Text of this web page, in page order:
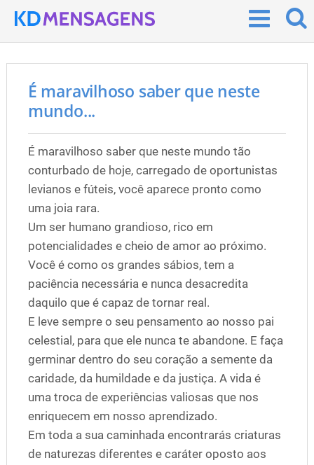
É maravilhoso saber que neste
mundo...
É maravilhoso saber que neste mundo tão
conturbado de hoje, carregado de oportunistas
levianos e fúteis, você aparece pronto como
uma joia rara.
Um ser humano grandioso, rico em
potencialidades e cheio de amor ao próximo.
Você é como os grandes sábios, tem a
paciência necessária e nunca desacredita
daquilo que é capaz de tornar real.
E leve sempre o seu pensamento ao nosso pai
celestial, para que ele nunca te abandone. E faça
germinar dentro do seu coração a semente da
caridade, da humildade e da justiça. A vida é
uma troca de experiências valiosas que nos
enriquecem em nosso aprendizado.
Em toda a sua caminhada encontrarás criaturas
de naturezas diferentes e caráter oposto aos